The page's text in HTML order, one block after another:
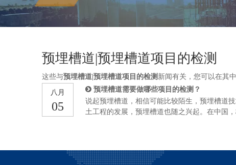
预埋槽道|预埋槽道项目的检测
这些与预埋槽道|预埋槽道项目的检测 新闻有关，您可以在其
八月
05
预埋槽道需要做哪些项目的检测？
说起预埋槽道，相信可能比较陌生，预埋槽道
土工程的发展，预埋槽道也随之兴起。在中国
家聊一聊这方面的内容。 一、外观及尺寸的检